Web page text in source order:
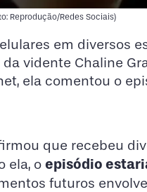
Reprodução/Redes Sociais)
em diversos
vidente Chaline
ela comentou o
que recebeu
ela, o episódio
futuros